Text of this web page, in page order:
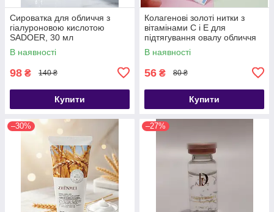
Сироватка для обличчя з
гіалуроновою кислотою
SADOER, 30 мл
В наявності
98 ₴ 140 ₴
Купити
Колагенові золоті нитки з
вітамінами C і Е для
підтягування овалу обличчя
Self seal Gold (12 шт.)
В наявності
56 ₴ 80 ₴
Купити
–30% –27%